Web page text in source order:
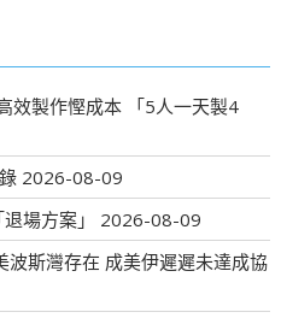
效製作慳成本 「5人一天製4
2026-08-09
場方案」
2026-08-09
斯灣存在 成美伊遲遲未達成協